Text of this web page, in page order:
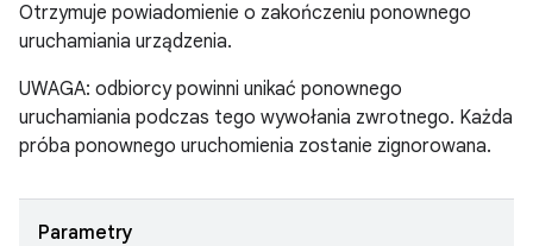
Otrzymuje powiadomienie o zakończeniu ponownego
uruchamiania urządzenia.
UWAGA: odbiorcy powinni unikać ponownego
uruchamiania podczas tego wywołania zwrotnego. Każda
próba ponownego uruchomienia zostanie zignorowana.
Parametry